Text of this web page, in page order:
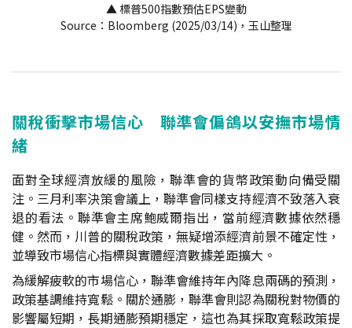
▲ 標普500指數預估EPS變動
Source：Bloomberg (2025/03/14)，玉山整理
關稅衝擊市場信心 聯準會偏鴿以安撫市場情
緒
面對全球經濟放緩的風險，聯準會的貨幣政策動向備受關
注。三月利率決策會議上，聯準會同樣支持經濟不致落入衰
退的看法。聯準會主席鮑威爾指出，當前經濟數據依然穩
健。然而，川普的關稅政策，無疑增添經濟前景不確定性，
並導致市場信心指標與實體經濟數據差距擴大。
為緩解疲軟的市場信心，聯準會維持年內降息兩碼的預測，
政策基調維持寬鬆。關於通膨，聯準會則認為關稅對物價的
影響屬短期，長期通膨預期穩定，這也為其採取寬鬆政策提